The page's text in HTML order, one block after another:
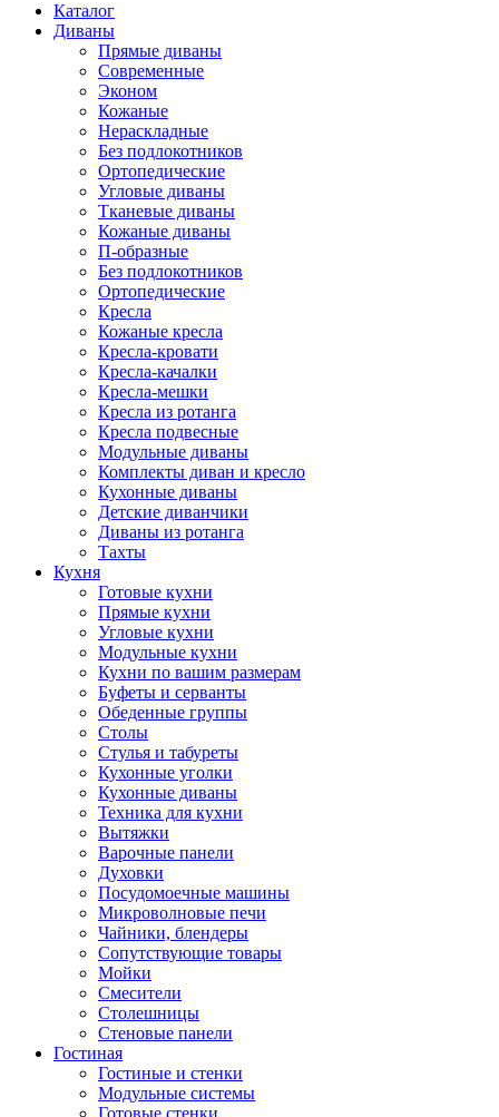
Каталог
Диваны
Прямые диваны
Современные
Эконом
Кожаные
Нераскладные
Без подлокотников
Ортопедические
Угловые диваны
Тканевые диваны
Кожаные диваны
П-образные
Без подлокотников
Ортопедические
Кресла
Кожаные кресла
Кресла-кровати
Кресла-качалки
Кресла-мешки
Кресла из ротанга
Кресла подвесные
Модульные диваны
Комплекты диван и кресло
Кухонные диваны
Детские диванчики
Диваны из ротанга
Тахты
Кухня
Готовые кухни
Прямые кухни
Угловые кухни
Модульные кухни
Кухни по вашим размерам
Буфеты и серванты
Обеденные группы
Столы
Стулья и табуреты
Кухонные уголки
Кухонные диваны
Техника для кухни
Вытяжки
Варочные панели
Духовки
Посудомоечные машины
Микроволновые печи
Чайники, блендеры
Сопутствующие товары
Мойки
Смесители
Столешницы
Стеновые панели
Гостиная
Гостиные и стенки
Модульные системы